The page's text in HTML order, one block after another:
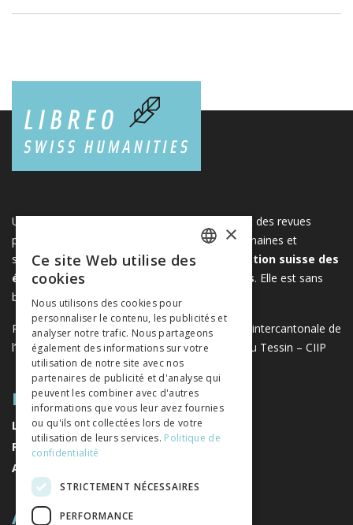
Une plateforme unique regroupant des livres et des revues
publiés par les éditeurs suisses de sciences humaines et
sociales. Libreo.ch est la propriété de l'
Association suisse des
éditeurs de sciences sociales et humaines. Elle est sans
but lucratif.www.editeurssuisses.ch
Projet réalisé avec le soutien de la Conférence intercantonale de
l’instruction publique de la Suisse romande et du Tessin – CIIP
PLAN DU SITE
LIVRES
REVUES
AUTEURS
A PROPOS
ITALIAN
×
Ce site Web utilise des
cookies
Nous utilisons des cookies pour
personnaliser le contenu, les publicités et
analyser notre trafic. Nous partageons
également des informations sur votre
utilisation de notre site avec nos
partenaires de publicité et d'analyse qui
peuvent les combiner avec d'autres
informations que vous leur avez fournies
ou qu'ils ont collectées lors de votre
utilisation de leurs services. Politique de
confidentialité
STRICTEMENT NÉCESSAIRES
PERFORMANCE